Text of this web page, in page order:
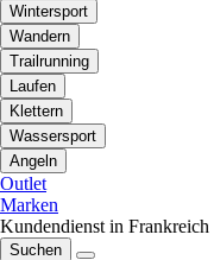
Wintersport
Wandern
Trailrunning
Laufen
Klettern
Wassersport
Angeln
Outlet
Marken
Kundendienst in Frankreich
Suchen